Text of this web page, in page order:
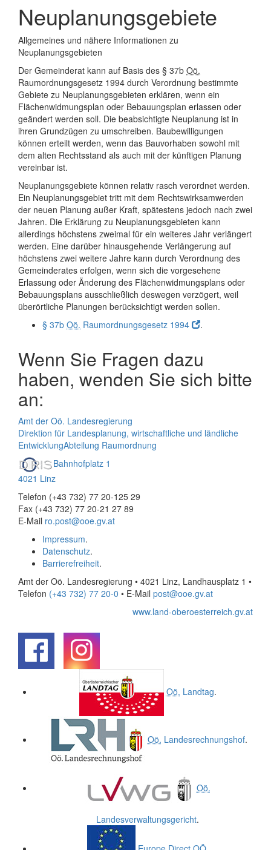
und
schließen
Neuplanungsgebiete
Allgemeines und nähere Informationen zu
Neuplanungsgebieten
Der Gemeinderat kann auf Basis des § 37b Oö.
Raumordnungsgesetz 1994 durch Verordnung bestimmte
Gebiete zu Neuplanungsgebieten erklären, wenn ein
Flächenwidmungsplan oder Bebauungsplan erlassen oder
geändert werden soll. Die beabsichtigte Neuplanung ist in
ihren Grundzügen zu umschreiben. Baubewilligungen
können erteilt werden, wenn das Bauvorhaben sowohl mit
dem alten Rechtsstand als auch mit der künftigen Planung
vereinbar ist.
Neuplanungsgebiete können relativ rasch verordnet werden.
Ein Neuplanungsgebiet tritt mit dem Rechtswirksamwerden
der neuen Planung außer Kraft, spätestens jedoch nach zwei
Jahren. Die Erklärung zu Neuplanungsgebieten kann
allerdings höchstens zweimal für ein weiteres Jahr verlängert
werden. Eine darüber hinausgehende Verlängerung auf
höchstens zwei weitere Jahre kann durch Verordnung des
Gemeinderates erfolgen, wenn sich die vorgesehene
Erlassung oder Änderung des Flächenwidmungsplans oder
Bebauungsplans ausschließlich deswegen verzögert, weil
überörtliche Planungen berücksichtigt werden sollen.
§ 37b Oö. Raumordnungsgesetz 1994 .
Wenn Sie Fragen dazu
haben, wenden Sie sich bitte
an:
Amt der Oö. Landesregierung
Direktion für Landesplanung, wirtschaftliche und ländliche
EntwicklungAbteilung Raumordnung
Bahnhofplatz 1
4021 Linz
Telefon (+43 732) 77 20-125 29
Fax (+43 732) 77 20-21 27 89
E-Mail ro.post@ooe.gv.at
Impressum.
Datenschutz.
Barrierefreiheit.
Amt der Oö. Landesregierung • 4021 Linz, Landhausplatz 1 •
Telefon (+43 732) 77 20-0 • E-Mail post@ooe.gv.at
www.land-oberoesterreich.gv.at
Oö. Landtag.
Oö. Landesrechnungshof.
Oö.
Landesverwaltungsgericht.